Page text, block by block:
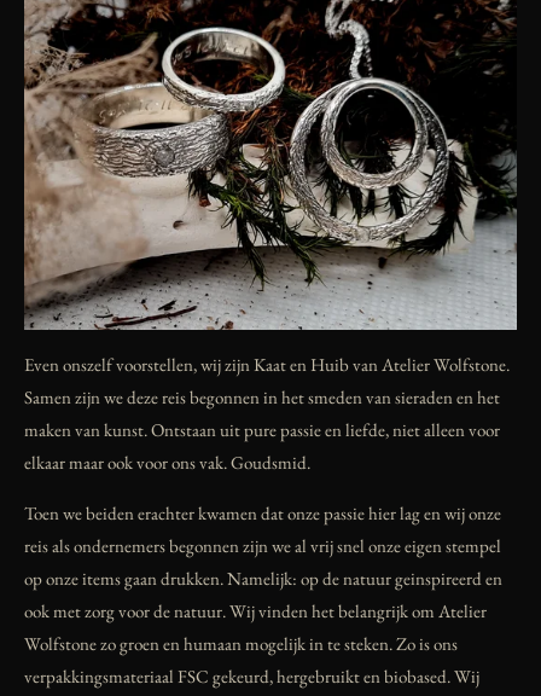
Even onszelf voorstellen, wij zijn Kaat en Huib van Atelier Wolfstone.
Samen zijn we deze reis begonnen in het smeden van sieraden en het
maken van kunst. Ontstaan uit pure passie en liefde, niet alleen voor
elkaar maar ook voor ons vak. Goudsmid.
Toen we beiden erachter kwamen dat onze passie hier lag en wij onze
reis als ondernemers begonnen zijn we al vrij snel onze eigen stempel
op onze items gaan drukken. Namelijk: op de natuur geinspireerd en
ook met zorg voor de natuur. Wij vinden het belangrijk om Atelier
Wolfstone zo groen en humaan mogelijk in te steken. Zo is ons
verpakkingsmateriaal FSC gekeurd, hergebruikt en biobased. Wij